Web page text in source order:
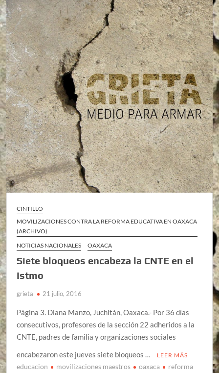
CINTILLO
MOVILIZACIONES CONTRA LA REFORMA EDUCATIVA EN OAXACA
(ARCHIVO)
NOTICIAS NACIONALES
OAXACA
Siete bloqueos encabeza la CNTE en el
Istmo
grieta 21 julio, 2016
Página 3. Diana Manzo, Juchitán, Oaxaca.- Por 36 días
consecutivos, profesores de la sección 22 adheridos a la
CNTE, padres de familia y organizaciones sociales
encabezaron este jueves siete bloqueos …
LEER MÁS
educacion movilizaciones maestros oaxaca
reforma